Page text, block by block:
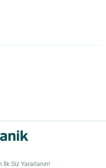
İlk Siz Yararlanın!